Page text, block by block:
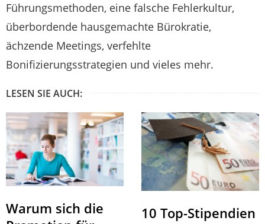
Führungsmethoden, eine falsche Fehlerkultur,
überbordende hausgemachte Bürokratie,
ächzende Meetings, verfehlte
Bonifizierungsstrategien und vieles mehr.
LESEN SIE AUCH:
Warum sich die
10 Top-Stipendien